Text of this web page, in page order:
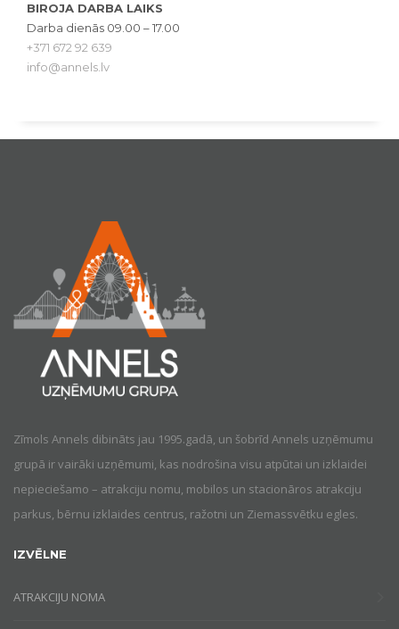
BIROJA DARBA LAIKS
Darba dienās 09.00 – 17.00
+371 672 92 639
info@annels.lv
Zīmols Annels dibināts jau 1995.gadā, un šobrīd Annels uzņēmumu
grupā ir vairāki uzņēmumi, kas nodrošina visu atpūtai un izklaidei
nepieciešamo – atrakciju nomu, mobilos un stacionāros atrakciju
parkus, bērnu izklaides centrus, ražotni un Ziemassvētku egles.
IZVĒLNE
ATRAKCIJU NOMA